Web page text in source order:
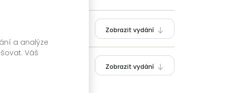
a analýze
Váš
Zobrazit vydání
Zobrazit vydání